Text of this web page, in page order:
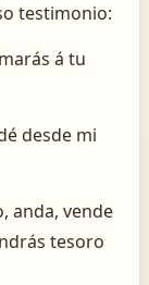
testimonio:
á tu
desde mi
anda, vende
tesoro